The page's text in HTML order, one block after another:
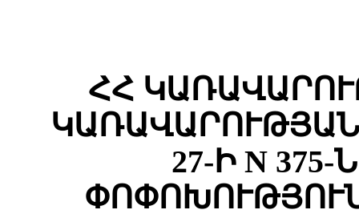
ՀՀ
ԿԱՌԱՎԱՐՈՒԹՅԱՆ
27-Ի N